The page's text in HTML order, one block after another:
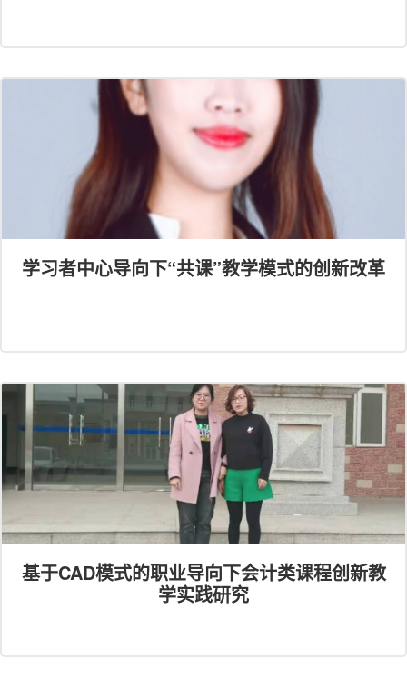
学习者中心导向下“共课”教学模式的创新改革
基于CAD模式的职业导向下会计类课程创新教
学实践研究